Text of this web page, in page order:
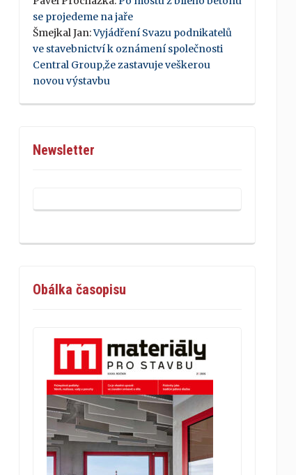
se projedeme na jaře
Šmejkal Jan:Vyjádření Svazu podnikatelů
ve stavebnictví k oznámení společnosti
Central Group,že zastavuje veškerou
novou výstavbu
Newsletter
Obálka časopisu